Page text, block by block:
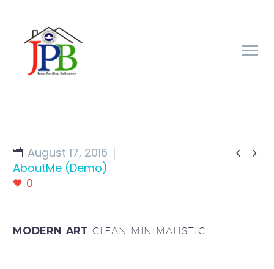
 
August 17, 2016
AboutMe (Demo)
0
MODERN ART CLEAN MINIMALISTIC